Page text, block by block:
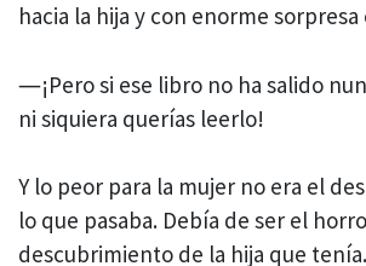
hacia la hija y con enorme sorpresa
―¡Pero si ese libro no ha salido
ni siquiera querías leerlo!
Y lo peor para la mujer no era el
lo que pasaba. Debía de ser el
descubrimiento de la hija que